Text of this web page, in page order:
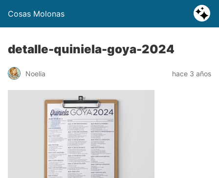
Cosas Molonas
detalle-quiniela-goya-2024
Noelia hace 3 años